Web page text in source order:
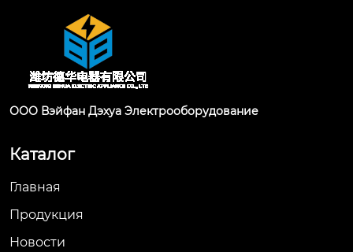
ООО Вэйфан Дэхуа Электрооборудование
Каталог
Главная
Продукция
Новости